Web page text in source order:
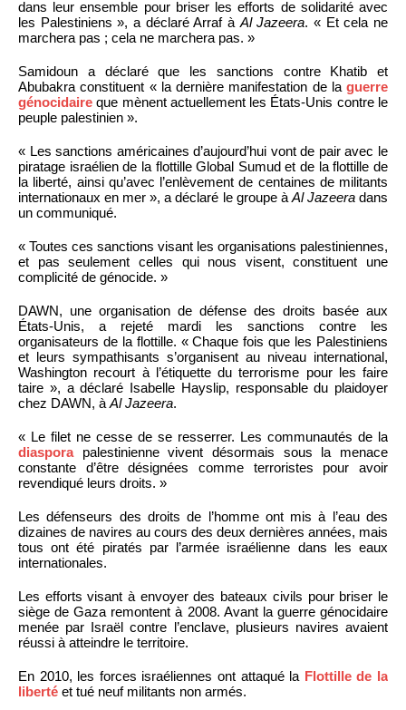
dans leur ensemble pour briser les efforts de solidarité avec
les Palestiniens », a déclaré Arraf à Al Jazeera. « Et cela ne
marchera pas ; cela ne marchera pas. »
Samidoun a déclaré que les sanctions contre Khatib et
Abubakra constituent « la dernière manifestation de la guerre
génocidaire que mènent actuellement les États-Unis contre le
peuple palestinien ».
« Les sanctions américaines d’aujourd’hui vont de pair avec le
piratage israélien de la flottille Global Sumud et de la flottille de
la liberté, ainsi qu’avec l’enlèvement de centaines de militants
internationaux en mer », a déclaré le groupe à Al Jazeeradans
un communiqué.
« Toutes ces sanctions visant les organisations palestiniennes,
et pas seulement celles qui nous visent, constituent une
complicité de génocide. »
DAWN, une organisation de défense des droits basée aux
États-Unis, a rejeté mardi les sanctions contre les
organisateurs de la flottille. « Chaque fois que les Palestiniens
et leurs sympathisants s’organisent au niveau international,
Washington recourt à l’étiquette du terrorisme pour les faire
taire », a déclaré Isabelle Hayslip, responsable du plaidoyer
chez DAWN, à Al Jazeera.
« Le filet ne cesse de se resserrer. Les communautés de la
diasporapalestinienne vivent désormais sous la menace
constante d’être désignées comme terroristes pour avoir
revendiqué leurs droits. »
Les défenseurs des droits de l’homme ont mis à l’eau des
dizaines de navires au cours des deux dernières années, mais
tous ont été piratés par l’armée israélienne dans les eaux
internationales.
Les efforts visant à envoyer des bateaux civils pour briser le
siège de Gaza remontent à 2008. Avant la guerre génocidaire
menée par Israël contre l’enclave, plusieurs navires avaient
réussi à atteindre le territoire.
En 2010, les forces israéliennes ont attaqué la Flottille de la
liberté et tué neuf militants non armés.